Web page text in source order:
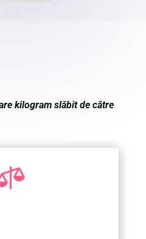
kilogram slăbit de către